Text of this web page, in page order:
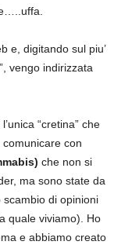
e, digitando sul piu’
vengo indirizzata
“cretina” che
con
che non si
ma sono state da
di opinioni
quale viviamo). Ho
e abbiamo creato